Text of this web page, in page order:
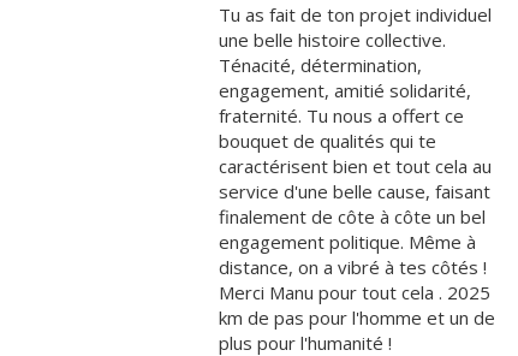
Tu as fait de ton projet individuel
une belle histoire collective.
Ténacité, détermination,
engagement, amitié solidarité,
fraternité. Tu nous a offert ce
bouquet de qualités qui te
caractérisent bien et tout cela au
service d'une belle cause, faisant
finalement de côte à côte un bel
engagement politique. Même à
distance, on a vibré à tes côtés !
Merci Manu pour tout cela . 2025
km de pas pour l'homme et un de
plus pour l'humanité !